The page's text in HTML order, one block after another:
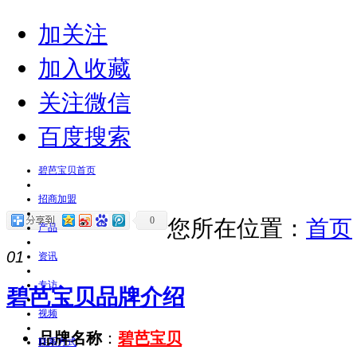
加关注
加入收藏
关注微信
百度搜索
碧芭宝贝首页
招商加盟
产品
资讯
专访
视频
联系方式
0 您所在位置： 首页
01
碧芭宝贝品牌介绍
品牌名称： 碧芭宝贝